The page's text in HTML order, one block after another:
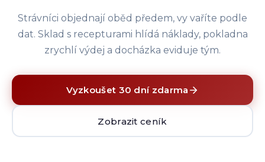
Strávníci objednají oběd předem, vy vaříte podle
dat. Sklad s recepturami hlídá náklady, pokladna
zrychlí výdej a docházka eviduje tým.
Vyzkoušet 30 dní zdarma
Zobrazit ceník